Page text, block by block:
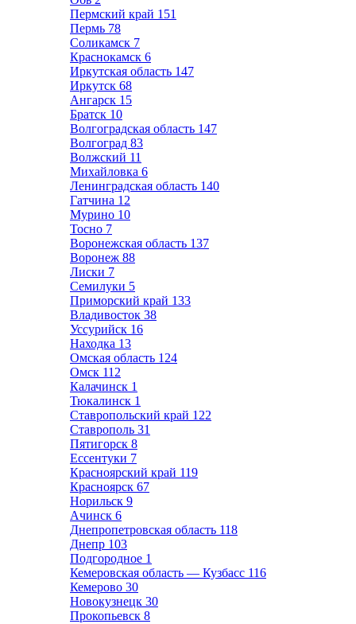
Пермский край 151
Пермь 78
Соликамск 7
Краснокамск 6
Иркутская область 147
Иркутск 68
Ангарск 15
Братск 10
Волгоградская область 147
Волгоград 83
Волжский 11
Михайловка 6
Ленинградская область 140
Гатчина 12
Мурино 10
Тосно 7
Воронежская область 137
Воронеж 88
Лиски 7
Семилуки 5
Приморский край 133
Владивосток 38
Уссурийск 16
Находка 13
Омская область 124
Омск 112
Калачинск 1
Тюкалинск 1
Ставропольский край 122
Ставрополь 31
Пятигорск 8
Ессентуки 7
Красноярский край 119
Красноярск 67
Норильск 9
Ачинск 6
Днепропетровская область 118
Днепр 103
Подгородное 1
Кемеровская область — Кузбасс 116
Кемерово 30
Новокузнецк 30
Прокопьевск 8